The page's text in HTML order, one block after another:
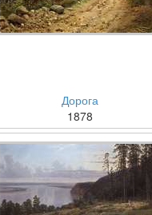
Дорога
1878